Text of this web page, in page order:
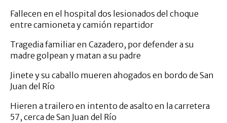
Fallecen en el hospital dos lesionados del choque
entre camioneta y camión repartidor
Tragedia familiar en Cazadero, por defender a su
madre golpean y matan a su padre
Jinete y su caballo mueren ahogados en bordo de San
Juan del Río
Hieren a trailero en intento de asalto en la carretera
57, cerca de San Juan del Río